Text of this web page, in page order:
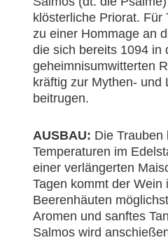
klösterliche Priorat. Für
zu einer Hommage an
die sich bereits 1094 in
geheimnisumwitterten
kräftig zur Mythen- und
beitrugen.
AUSBAU: Die Trauben
Temperaturen im
einer verlängerten
Tagen kommt der Wein
Beerenhäuten
Aromen und sanftes
Salmos wird